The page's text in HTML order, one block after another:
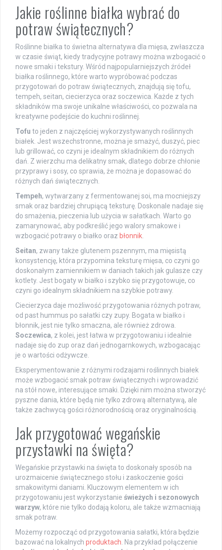
Jakie roślinne białka wybrać do
potraw świątecznych?
Roślinne białka to świetna alternatywa dla mięsa, zwłaszcza
w czasie świąt, kiedy tradycyjne potrawy można wzbogacić o
nowe smaki i tekstury. Wśród najpopularniejszych źródeł
białka roślinnego, które warto wypróbować podczas
przygotowań do potraw świątecznych, znajdują się tofu,
tempeh, seitan, ciecierzyca oraz soczewica. Każde z tych
składników ma swoje unikalne właściwości, co pozwala na
kreatywne podejście do kuchni roślinnej.
Tofu to jeden z najczęściej wykorzystywanych roślinnych
białek. Jest wszechstronne, można je smażyć, duszyć, piec
lub grillować, co czyni je idealnym składnikiem do różnych
dań. Z wierzchu ma delikatny smak, dlatego dobrze chłonie
przyprawy i sosy, co sprawia, że można je dopasować do
różnych dań świątecznych.
Tempeh, wytwarzany z fermentowanej soi, ma mocniejszy
smak oraz bardziej chrupiącą teksturę. Doskonale nadaje się
do smażenia, pieczenia lub użycia w sałatkach. Warto go
zamarynować, aby podkreślić jego walory smakowe i
wzbogacić potrawy o białko oraz błonnik
Seitan, zwany także glutenem pszennym, ma mięsistą
konsystencję, która przypomina teksturę mięsa, co czyni go
doskonałym zamiennikiem w daniach takich jak gulasze czy
kotlety. Jest bogaty w białko i szybko się przygotowuje, co
czyni go idealnym składnikiem na szybkie potrawy.
Ciecierzyca daje możliwość przygotowania różnych potraw,
od past hummus po sałatki czy zupy. Bogata w białko i
błonnik, jest nie tylko smaczna, ale również zdrowa.
Soczewica, z kolei, jest łatwa w przygotowaniu i idealnie
nadaje się do zup oraz dań jednogarnkowych, wzbogacając
je o wartości odżywcze.
Eksperymentowanie z różnymi rodzajami roślinnych białek
może wzbogacić smak potraw świątecznych i wprowadzić
na stół nowe, interesujące smaki. Dzięki nim można stworzyć
pyszne dania, które będą nie tylko zdrową alternatywą, ale
także zachwycą gości różnorodnością oraz oryginalnością.
Jak przygotować wegańskie
przystawki na święta?
Wegańskie przystawki na święta to doskonały sposób na
urozmaicenie świątecznego stołu i zaskoczenie gości
smakowitymi daniami. Kluczowym elementem w ich
przygotowaniu jest wykorzystanie świeżych i sezonowych
warzyw, które nie tylko dodają koloru, ale także wzmacniają
smak potraw.
Możemy rozpocząć od przygotowania sałatki, która będzie
bazować na lokalnych produktach . Na przykład połączenie